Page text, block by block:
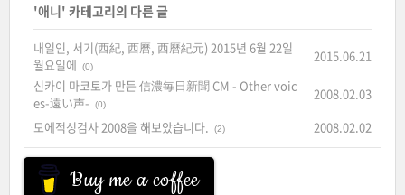
'애니' 카테고리의 다른 글
내일인, 서기(西紀, 西曆, 西曆紀元) 2015년 6월 22일
월요일에
(0)
2015.06.21
신카이 마코토가 만든 信濃毎日新聞 CM - Other voic
es-遠い声-
(0)
2008.02.03
모에적성검사 2008을 해보았습니다.
(2) 2008.02.02
Buy me a coffee